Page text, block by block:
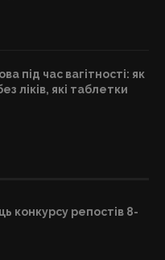
під час вагітності: як
ліків, які таблетки
конкурсу репостів 8-